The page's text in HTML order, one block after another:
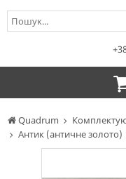
Quadrum
Антик (античне золото)